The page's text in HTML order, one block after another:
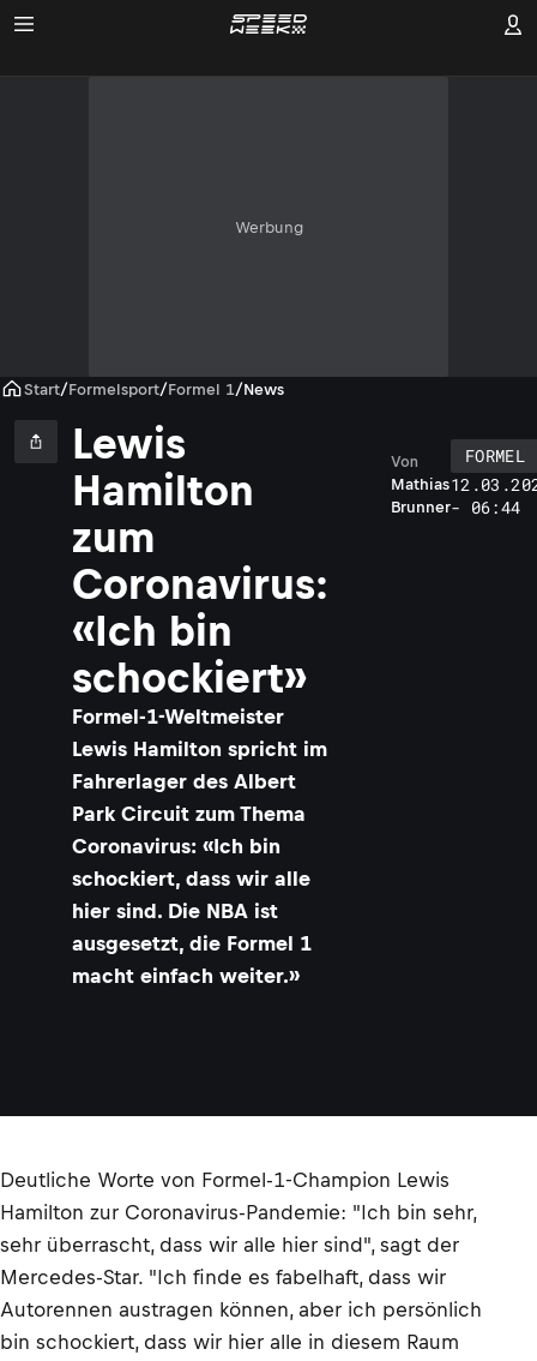
Werbung
Start/Formelsport/Formel 1/News
Lewis
Hamilton
zum
Coronavirus:
«Ich bin
schockiert»
​Formel-1-Weltmeister
Lewis Hamilton spricht im
Fahrerlager des Albert
Park Circuit zum Thema
Coronavirus: «Ich bin
schockiert, dass wir alle
hier sind. Die NBA ist
ausgesetzt, die Formel 1
macht einfach weiter.»
Mathias
Brunner
Von
FORMEL
- 06:44
Deutliche Worte von Formel-1-Champion Lewis
Hamilton zur Coronavirus-Pandemie: "Ich bin sehr,
sehr überrascht, dass wir alle hier sind", sagt der
Mercedes-Star. "Ich finde es fabelhaft, dass wir
Autorennen austragen können, aber ich persönlich
bin schockiert, dass wir hier alle in diesem Raum